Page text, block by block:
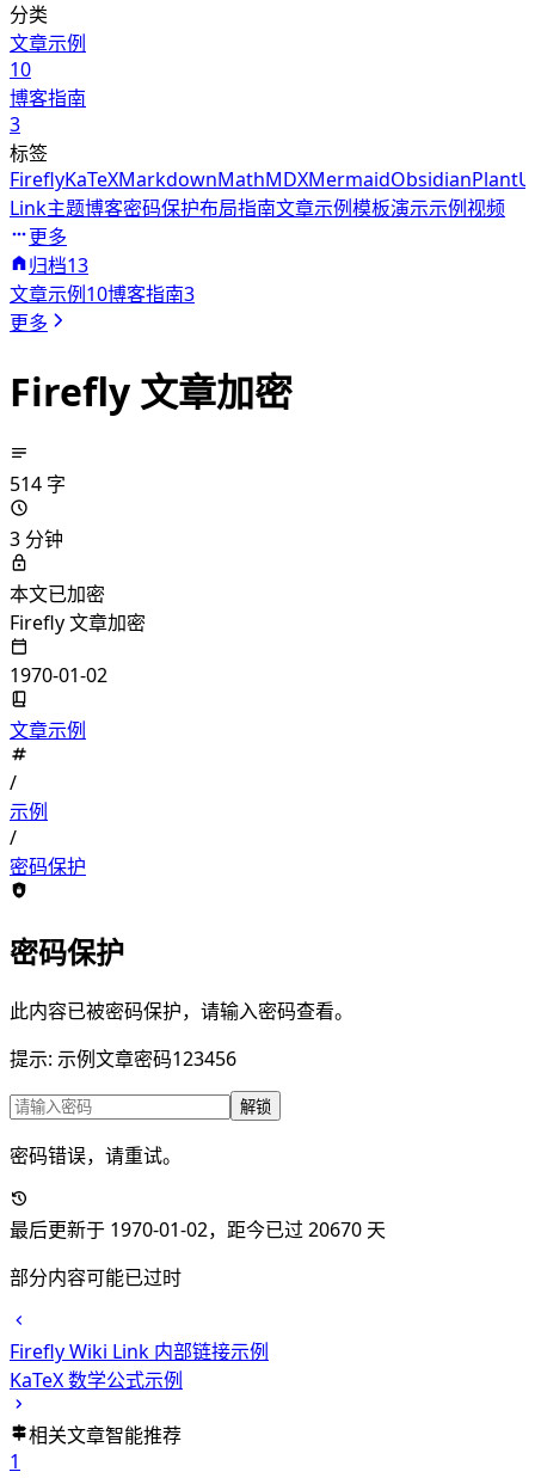
分类
文章示例
10
博客指南
3
标签
FireflyKaTeXMarkdownMathMDXMermaidObsidian
Link主题博客密码保护布局指南文章示例模板演示示例视频
更多
归档13
文章示例10博客指南3
更多
Firefly 文章加密
514 字
3 分钟
本文已加密
Firefly 文章加密
1970-01-02
文章示例
/
示例
/
密码保护
密码保护
此内容已被密码保护，请输入密码查看。
提示: 示例文章密码123456
解锁
密码错误，请重试。
最后更新于 1970-01-02，距今已过 20670 天
部分内容可能已过时
Firefly Wiki Link 内部链接示例
KaTeX 数学公式示例
相关文章智能推荐
1